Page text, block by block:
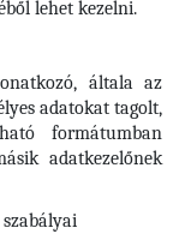
lehet kezelni.
általa az
adatokat tagolt,
formátumban
adatkezelőnek